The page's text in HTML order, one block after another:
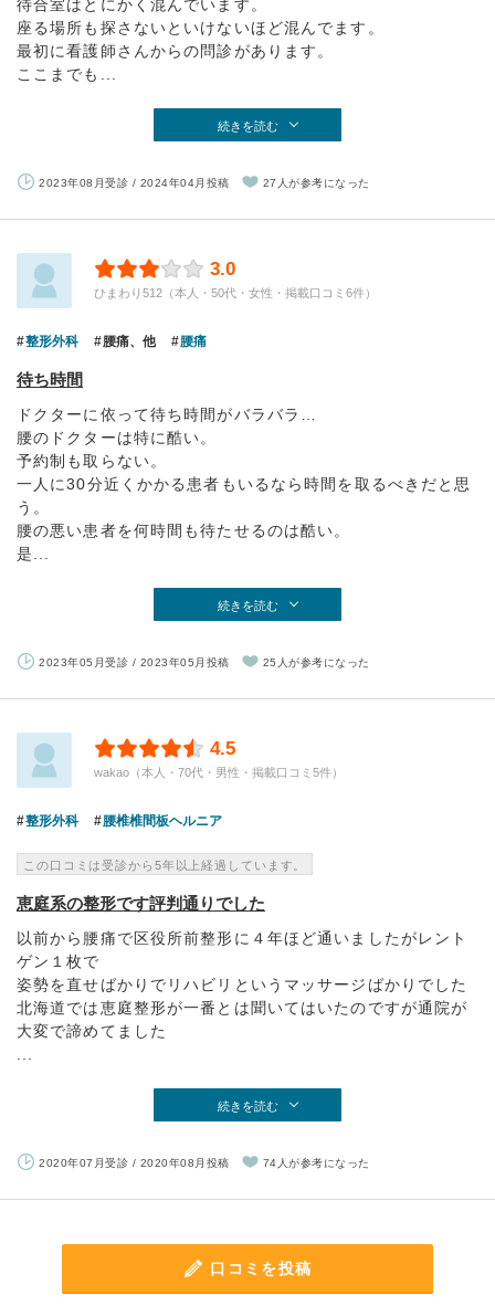
待合室はとにかく混んでいます。
座る場所も探さないといけないほど混んでます。
最初に看護師さんからの問診があります。
ここまでも...
続きを読む
2023年08月受診 / 2024年04月投稿 27人が参考になった
3.0
ひまわり512（本人・50代・女性・掲載口コミ6件）
整形外科 腰痛、他 腰痛
待ち時間
ドクターに依って待ち時間がバラバラ…
腰のドクターは特に酷い。
予約制も取らない。
一人に30分近くかかる患者もいるなら時間を取るべきだと思
う。
腰の悪い患者を何時間も待たせるのは酷い。
是...
続きを読む
2023年05月受診 / 2023年05月投稿 25人が参考になった
4.5
wakao（本人・70代・男性・掲載口コミ5件）
整形外科 腰椎椎間板ヘルニア
この口コミは受診から5年以上経過しています。
恵庭系の整形です評判通りでした
以前から腰痛で区役所前整形に４年ほど通いましたがレント
ゲン１枚で
姿勢を直せばかりでリハビリというマッサージばかりでした
北海道では恵庭整形が一番とは聞いてはいたのですが通院が
大変で諦めてました
続きを読む
2020年07月受診 / 2020年08月投稿 74人が参考になった
口コミを投稿